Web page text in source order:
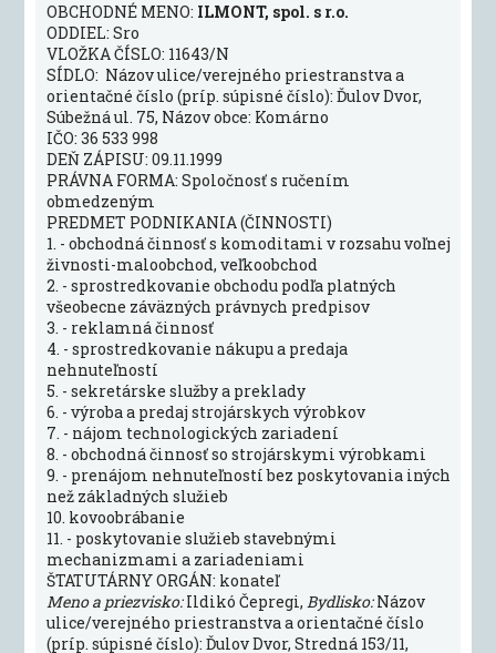
OBCHODNÉ MENO: ILMONT, spol. s r.o.
ODDIEL: Sro
VLOŽKA ČÍSLO: 11643/N
SÍDLO: Názov ulice/verejného priestranstva a
orientačné číslo (príp. súpisné číslo): Ďulov Dvor,
Súbežná ul. 75, Názov obce: Komárno
IČO: 36 533 998
DEŇ ZÁPISU: 09.11.1999
PRÁVNA FORMA: Spoločnosť s ručením
obmedzeným
PREDMET PODNIKANIA (ČINNOSTI)
1. - obchodná činnosť s komoditami v rozsahu voľnej
živnosti-maloobchod, veľkoobchod
2. - sprostredkovanie obchodu podľa platných
všeobecne záväzných právnych predpisov
3. - reklamná činnosť
4. - sprostredkovanie nákupu a predaja
nehnuteľností
5. - sekretárske služby a preklady
6. - výroba a predaj strojárskych výrobkov
7. - nájom technologických zariadení
8. - obchodná činnosť so strojárskymi výrobkami
9. - prenájom nehnuteľností bez poskytovania iných
než základných služieb
10. kovoobrábanie
11. - poskytovanie služieb stavebnými
mechanizmami a zariadeniami
ŠTATUTÁRNY ORGÁN: konateľ
Meno a priezvisko:Ildikó Čepregi,Bydlisko:Názov
ulice/verejného priestranstva a orientačné číslo
(príp. súpisné číslo): Ďulov Dvor, Stredná 153/11,